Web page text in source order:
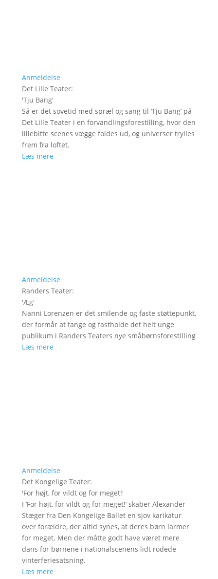
Anmeldelse
Det Lille Teater:
'Tju Bang'
Så er det sovetid med spræl og sang til ’Tju Bang’ på
Det Lille Teater i en forvandlingsforestilling, hvor den
lillebitte scenes vægge foldes ud, og universer trylles
frem fra loftet.
Læs mere
Anmeldelse
Randers Teater:
'Æg'
Nanni Lorenzen er det smilende og faste støttepunkt,
der formår at fange og fastholde det helt unge
publikum i Randers Teaters nye småbørnsforestilling
Læs mere
Anmeldelse
Det Kongelige Teater:
'For højt, for vildt og for meget!'
I ’For højt, for vildt og for meget!’ skaber Alexander
Stæger fra Den Kongelige Ballet en sjov karikatur
over forældre, der altid synes, at deres børn larmer
for meget. Men der måtte godt have været mere
dans for børnene i nationalscenens lidt rodede
vinterferiesatsning.
Læs mere